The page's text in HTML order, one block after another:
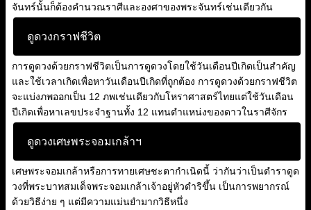
จันทร์นั้นก็ต้องคำนวณราศีและองศาของพระจันทร์เช่นเดียวกัน
ดูดวงกราฟชีวิต
การดูดวงด้วยกราฟชีวิตเป็นการดูดวงโดยใช้วันเดือนปีเกิดเป็นสำคัญ
และใช้เวลาเกิดเพื่อหาวันเดือนปีเกิดที่ถูกต้อง การดูดวงด้วยกราฟชีวิต
จะแบ่งภพออกเป็น 12 ภพเช่นเดียวกับโหราศาสตร์ไทยแต่ใช้วันเดือน
ปีเกิดเพื่อหาเลขประจำฐานทั้ง 12 แทนตำแหน่งของดาวในราศีจักร
ดูดวงเศษพระจอมเกล้าฯ
เศษพระจอมเกล้าหรือการทายเศษชะตากำเนิดนี้ ว่ากันว่าเป็นตำราดูด
วงที่พระบาทสมเด็จพระจอมเกล้าเจ้าอยู่หัวดำริขึ้น เป็นการพยากรณ์
ด้วยวิธีง่าย ๆ แต่มีความแม่นยำมากวิธีหนึ่ง